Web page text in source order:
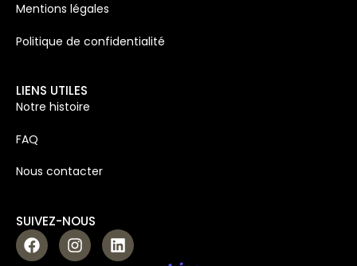
Mentions légales
Politique de confidentialité
LIENS UTILES
Notre histoire
FAQ
Nous contacter
SUIVEZ-NOUS